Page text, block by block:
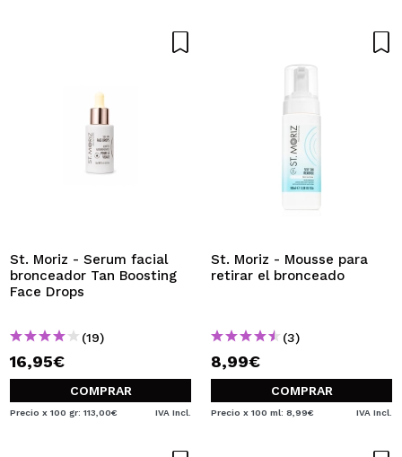
St. Moriz - Serum facial
bronceador Tan Boosting
Face Drops
(19)
16,95€
COMPRAR
Precio x 100 gr: 113,00€ IVA Incl.
St. Moriz - Mousse para
retirar el bronceado
(3)
8,99€
COMPRAR
Precio x 100 ml: 8,99€ IVA Incl.